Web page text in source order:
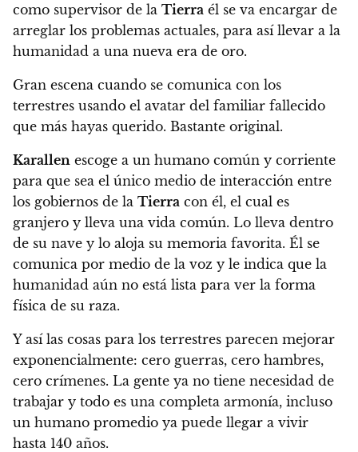
como supervisor de la Tierra él se va encargar de
arreglar los problemas actuales, para así llevar a la
humanidad a una nueva era de oro.
Gran escena cuando se comunica con los
terrestres usando el avatar del familiar fallecido
que más hayas querido. Bastante original.
Karallen escoge a un humano común y corriente
para que sea el único medio de interacción entre
los gobiernos de la Tierra con él, el cual es
granjero y lleva una vida común. Lo lleva dentro
de su nave y lo aloja su memoria favorita. Él se
comunica por medio de la voz y le indica que la
humanidad aún no está lista para ver la forma
física de su raza.
Y así las cosas para los terrestres parecen mejorar
exponencialmente: cero guerras, cero hambres,
cero crímenes. La gente ya no tiene necesidad de
trabajar y todo es una completa armonía, incluso
un humano promedio ya puede llegar a vivir
hasta 140 años.